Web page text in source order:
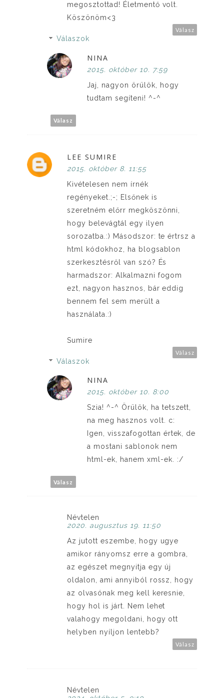
megosztottad! Életmentő volt.
Köszönöm<3
Válasz
Válaszok
NINA
2015. október 10. 7:59
Jaj, nagyon örülök, hogy
tudtam segíteni! ^-^
Válasz
LEE SUMIRE
2015. október 8. 11:55
Kivételesen nem írnék
regényeket.;-; Elsőnek is
szeretném előrr megköszönni,
hogy belevágtál egy ilyen
sorozatba.:) Másodszor: te értrsz a
html kódokhoz, ha blogsablon
szerkesztésről van szó? És
harmadszor: Alkalmazni fogom
ezt, nagyon hasznos, bár eddig
bennem fel sem merült a
használata.:)
Sumire
Válasz
Válaszok
NINA
2015. október 10. 8:00
Szia! ^-^ Örülök, ha tetszett,
na meg hasznos volt. c:
Igen, visszafogottan értek, de
a mostani sablonok nem
html-ek, hanem xml-ek. :/
Válasz
Névtelen
2020. augusztus 19. 11:50
Az jutott eszembe, hogy ugye
amikor rányomsz erre a gombra,
az egészet megnyitja egy új
oldalon, ami annyiból rossz, hogy
az olvasónak meg kell keresnie,
hogy hol is járt. Nem lehet
valahogy megoldani, hogy ott
helyben nyíljon lentebb?
Válasz
Névtelen